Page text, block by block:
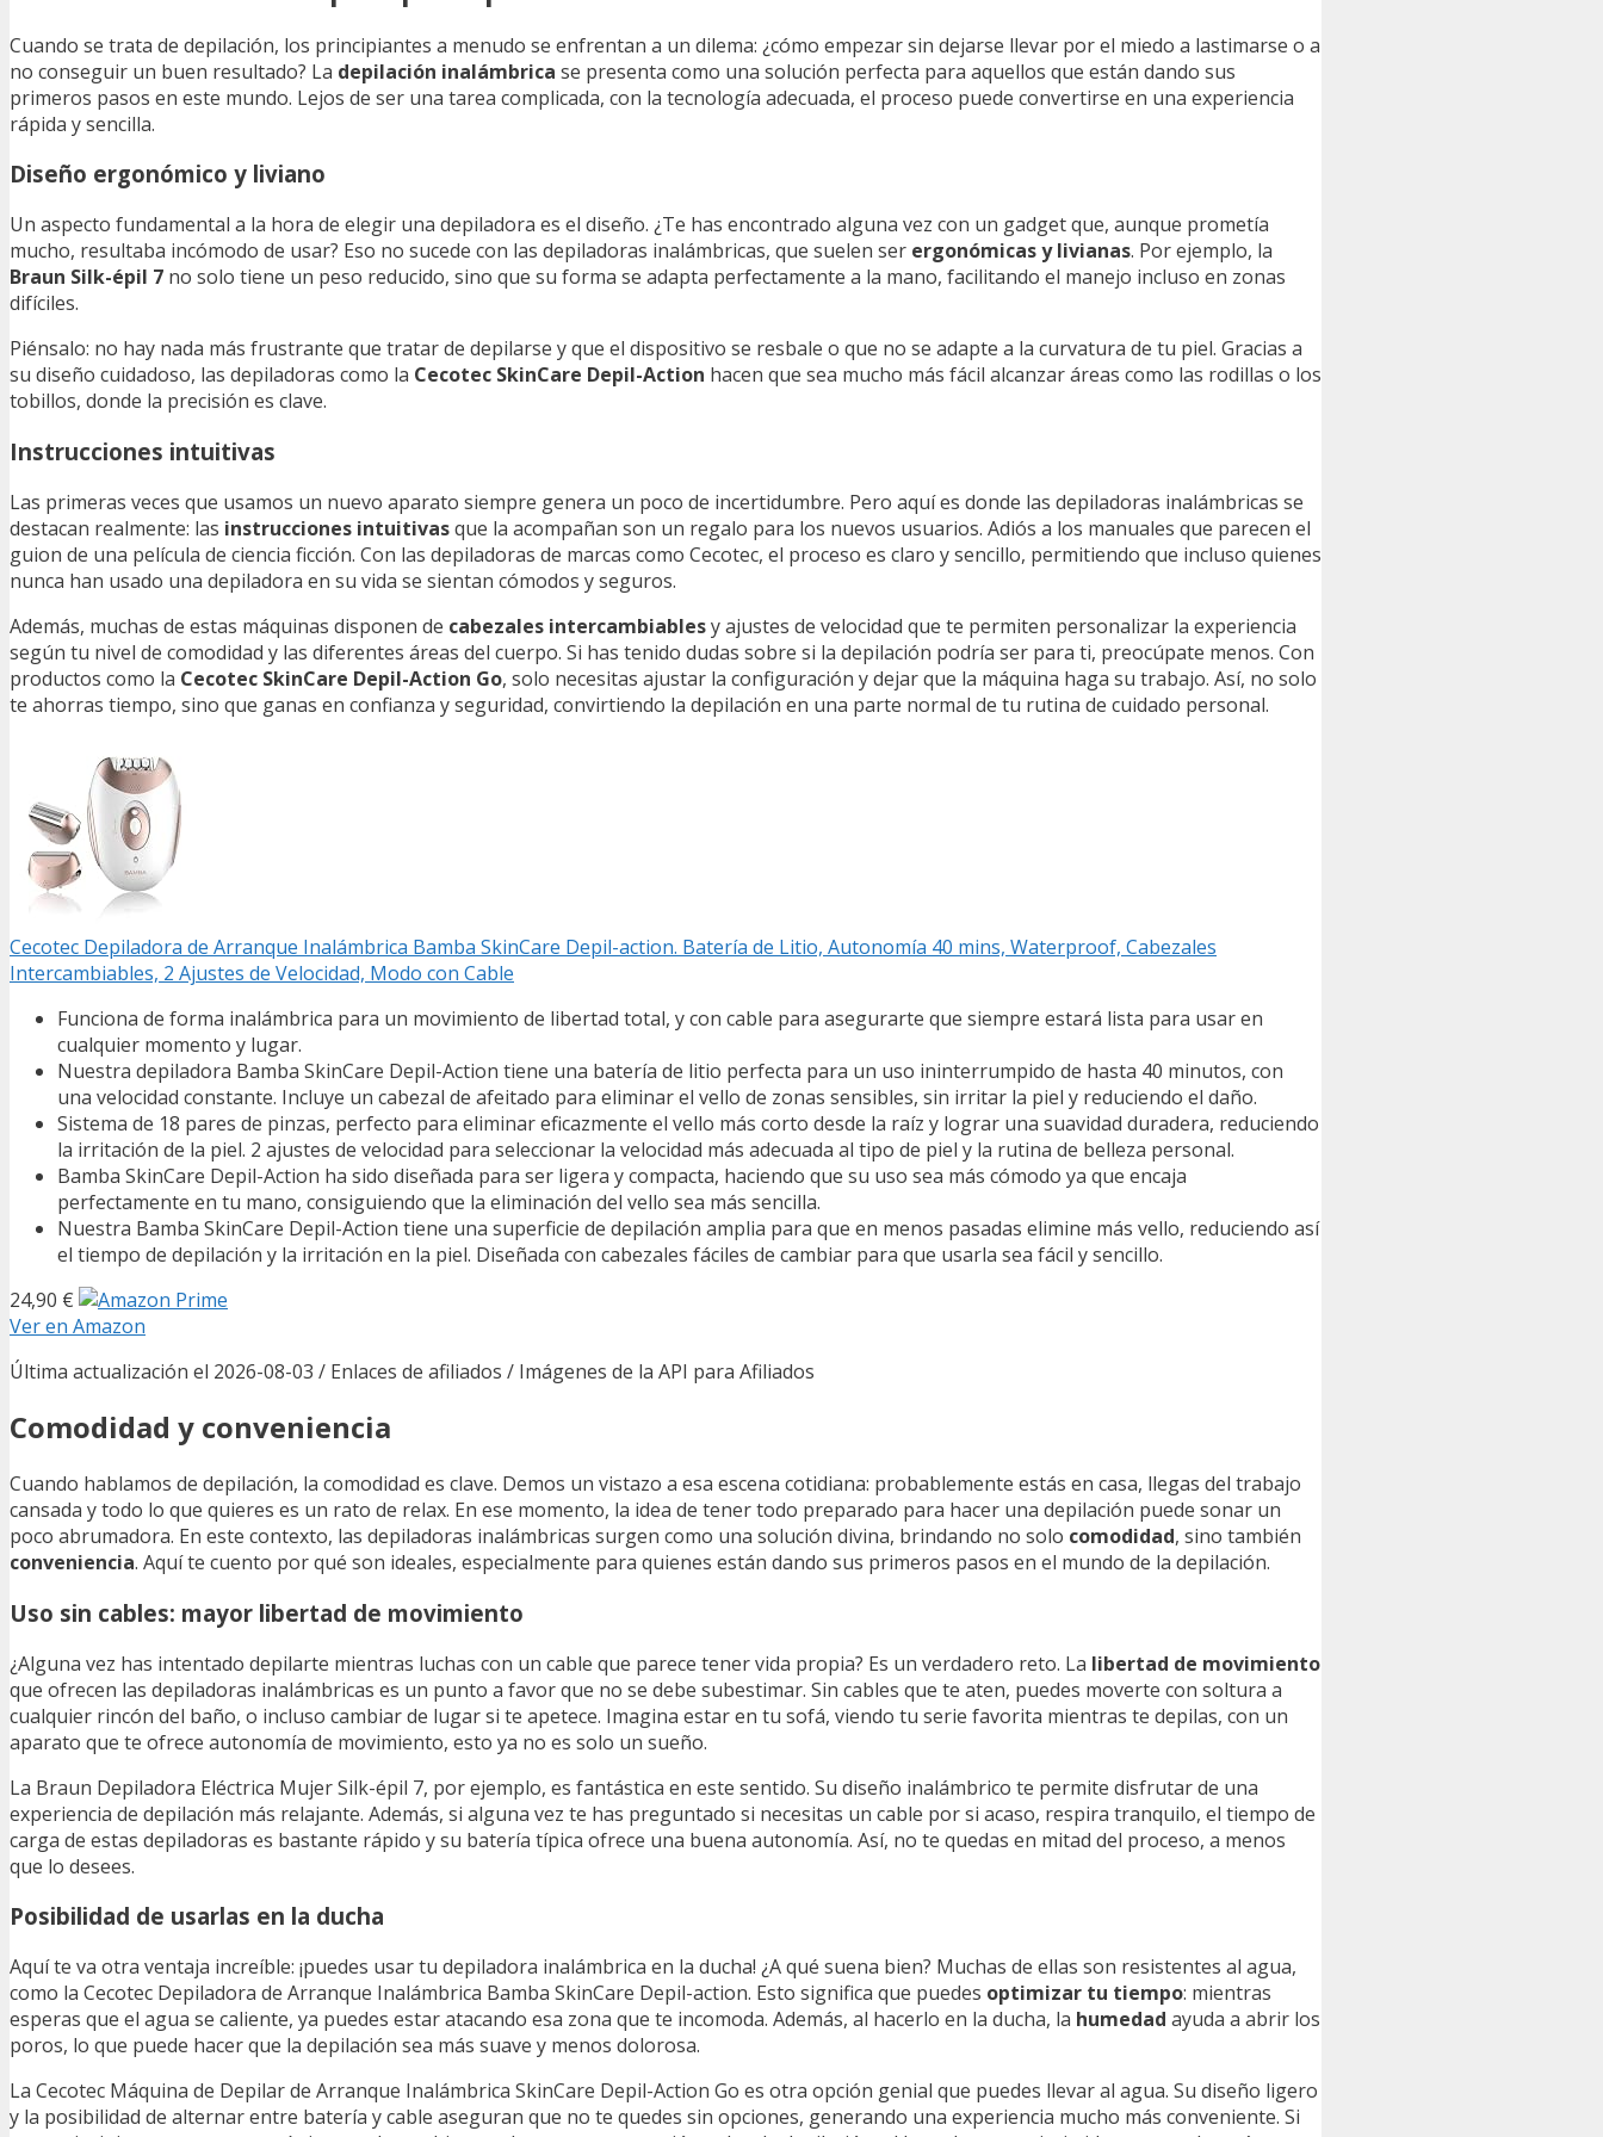
Cuando se trata de depilación, los principiantes a menudo se enfrentan a un dilema: ¿cómo empezar sin dejarse llevar por el miedo a lastimarse o a
no conseguir un buen resultado? La depilación inalámbrica se presenta como una solución perfecta para aquellos que están dando sus
primeros pasos en este mundo. Lejos de ser una tarea complicada, con la tecnología adecuada, el proceso puede convertirse en una experiencia
rápida y sencilla.
Diseño ergonómico y liviano
Un aspecto fundamental a la hora de elegir una depiladora es el diseño. ¿Te has encontrado alguna vez con un gadget que, aunque prometía
mucho, resultaba incómodo de usar? Eso no sucede con las depiladoras inalámbricas, que suelen ser ergonómicas y livianas. Por ejemplo, la
Braun Silk-épil 7 no solo tiene un peso reducido, sino que su forma se adapta perfectamente a la mano, facilitando el manejo incluso en zonas
difíciles.
Piénsalo: no hay nada más frustrante que tratar de depilarse y que el dispositivo se resbale o que no se adapte a la curvatura de tu piel. Gracias a
su diseño cuidadoso, las depiladoras como la Cecotec SkinCare Depil-Action hacen que sea mucho más fácil alcanzar áreas como las rodillas o los
tobillos, donde la precisión es clave.
Instrucciones intuitivas
Las primeras veces que usamos un nuevo aparato siempre genera un poco de incertidumbre. Pero aquí es donde las depiladoras inalámbricas se
destacan realmente: las instrucciones intuitivasque la acompañan son un regalo para los nuevos usuarios. Adiós a los manuales que parecen el
guion de una película de ciencia ficción. Con las depiladoras de marcas como Cecotec, el proceso es claro y sencillo, permitiendo que incluso quienes
nunca han usado una depiladora en su vida se sientan cómodos y seguros.
Además, muchas de estas máquinas disponen de cabezales intercambiablesy ajustes de velocidad que te permiten personalizar la experiencia
según tu nivel de comodidad y las diferentes áreas del cuerpo. Si has tenido dudas sobre si la depilación podría ser para ti, preocúpate menos. Con
productos como la Cecotec SkinCare Depil-Action Go, solo necesitas ajustar la configuración y dejar que la máquina haga su trabajo. Así, no solo
te ahorras tiempo, sino que ganas en confianza y seguridad, convirtiendo la depilación en una parte normal de tu rutina de cuidado personal.
Cecotec Depiladora de Arranque Inalámbrica Bamba SkinCare Depil-action. Batería de Litio, Autonomía 40 mins, Waterproof, Cabezales
Intercambiables, 2 Ajustes de Velocidad, Modo con Cable
Funciona de forma inalámbrica para un movimiento de libertad total, y con cable para asegurarte que siempre estará lista para usar en
cualquier momento y lugar.
Nuestra depiladora Bamba SkinCare Depil-Action tiene una batería de litio perfecta para un uso ininterrumpido de hasta 40 minutos, con
una velocidad constante. Incluye un cabezal de afeitado para eliminar el vello de zonas sensibles, sin irritar la piel y reduciendo el daño.
Sistema de 18 pares de pinzas, perfecto para eliminar eficazmente el vello más corto desde la raíz y lograr una suavidad duradera, reduciendo
la irritación de la piel. 2 ajustes de velocidad para seleccionar la velocidad más adecuada al tipo de piel y la rutina de belleza personal.
Bamba SkinCare Depil-Action ha sido diseñada para ser ligera y compacta, haciendo que su uso sea más cómodo ya que encaja
perfectamente en tu mano, consiguiendo que la eliminación del vello sea más sencilla.
Nuestra Bamba SkinCare Depil-Action tiene una superficie de depilación amplia para que en menos pasadas elimine más vello, reduciendo así
el tiempo de depilación y la irritación en la piel. Diseñada con cabezales fáciles de cambiar para que usarla sea fácil y sencillo.
24,90 €
Ver en Amazon
Última actualización el 2026-08-03 / Enlaces de afiliados / Imágenes de la API para Afiliados
Comodidad y conveniencia
Cuando hablamos de depilación, la comodidad es clave. Demos un vistazo a esa escena cotidiana: probablemente estás en casa, llegas del trabajo
cansada y todo lo que quieres es un rato de relax. En ese momento, la idea de tener todo preparado para hacer una depilación puede sonar un
poco abrumadora. En este contexto, las depiladoras inalámbricas surgen como una solución divina, brindando no solo comodidad, sino también
conveniencia. Aquí te cuento por qué son ideales, especialmente para quienes están dando sus primeros pasos en el mundo de la depilación.
Uso sin cables: mayor libertad de movimiento
¿Alguna vez has intentado depilarte mientras luchas con un cable que parece tener vida propia? Es un verdadero reto. La libertad de movimiento
que ofrecen las depiladoras inalámbricas es un punto a favor que no se debe subestimar. Sin cables que te aten, puedes moverte con soltura a
cualquier rincón del baño, o incluso cambiar de lugar si te apetece. Imagina estar en tu sofá, viendo tu serie favorita mientras te depilas, con un
aparato que te ofrece autonomía de movimiento, esto ya no es solo un sueño.
La Braun Depiladora Eléctrica Mujer Silk-épil 7, por ejemplo, es fantástica en este sentido. Su diseño inalámbrico te permite disfrutar de una
experiencia de depilación más relajante. Además, si alguna vez te has preguntado si necesitas un cable por si acaso, respira tranquilo, el tiempo de
carga de estas depiladoras es bastante rápido y su batería típica ofrece una buena autonomía. Así, no te quedas en mitad del proceso, a menos
que lo desees.
Posibilidad de usarlas en la ducha
Aquí te va otra ventaja increíble: ¡puedes usar tu depiladora inalámbrica en la ducha! ¿A qué suena bien? Muchas de ellas son resistentes al agua,
como la Cecotec Depiladora de Arranque Inalámbrica Bamba SkinCare Depil-action. Esto significa que puedes optimizar tu tiempo: mientras
esperas que el agua se caliente, ya puedes estar atacando esa zona que te incomoda. Además, al hacerlo en la ducha, la humedad ayuda a abrir los
poros, lo que puede hacer que la depilación sea más suave y menos dolorosa.
La Cecotec Máquina de Depilar de Arranque Inalámbrica SkinCare Depil-Action Go es otra opción genial que puedes llevar al agua. Su diseño ligero
y la posibilidad de alternar entre batería y cable aseguran que no te quedes sin opciones, generando una experiencia mucho más conveniente. Si